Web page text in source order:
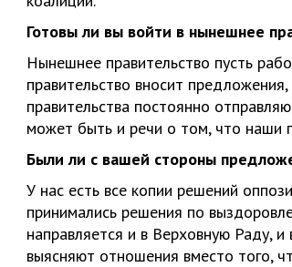
Готовы ли вы войти в нынешнее
Нынешнее правительство пусть
правительство вносит
правительства постоянно
может быть и речи о том, что наши
Были ли с вашей стороны
У нас есть все копии решений
принимались решения по
направляется и в Верховную Раду, и
выясняют отношения вместо того,